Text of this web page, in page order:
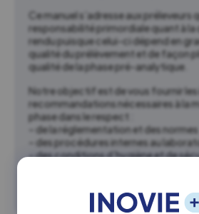
Ce manuel s’adresse aux préleveurs
responsabilité primordiale quant à la
rendu puisque celui-ci dépend en
qualité du prélèvement et de façon
qualité de la phase pré-analytique.
Notre objectif est de vous fournir
recommandations nécessaires à la
phase dans le respect :
– de la réglementation et des normes
– des procédures internes au
– des conditions d’hygiène et de